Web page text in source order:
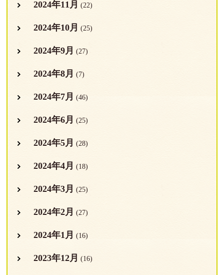
2024年11月 (22)
2024年10月 (25)
2024年9月 (27)
2024年8月 (7)
2024年7月 (46)
2024年6月 (25)
2024年5月 (28)
2024年4月 (18)
2024年3月 (25)
2024年2月 (27)
2024年1月 (16)
2023年12月 (16)